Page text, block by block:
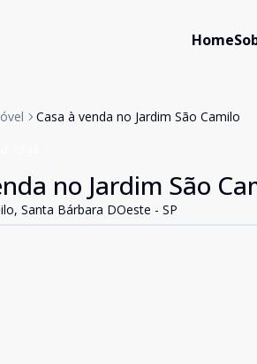
Home
Casa à venda no Jardim São Camilo
no Jardim São
Santa Bárbara DOeste - SP